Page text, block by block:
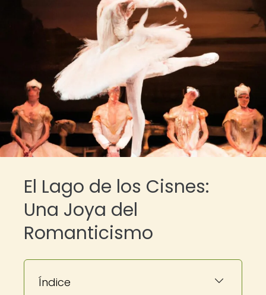
El Lago de los Cisnes:
Una Joya del
Romanticismo
Índice